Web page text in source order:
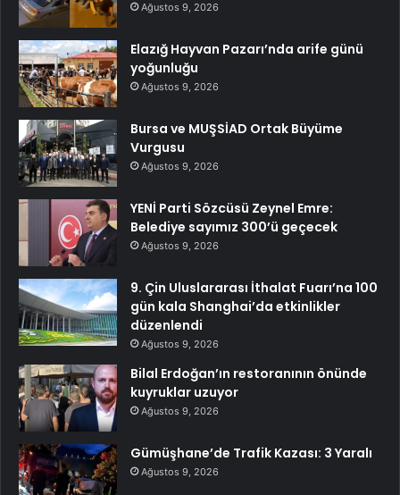
Ağustos 9, 2026
Elazığ Hayvan Pazarı’nda arife günü
yoğunluğu
Ağustos 9, 2026
Bursa ve MUŞSİAD Ortak Büyüme
Vurgusu
Ağustos 9, 2026
YENİ Parti Sözcüsü Zeynel Emre:
Belediye sayımız 300’ü geçecek
Ağustos 9, 2026
9. Çin Uluslararası İthalat Fuarı’na 100
gün kala Shanghai’da etkinlikler
düzenlendi
Ağustos 9, 2026
Bilal Erdoğan’ın restoranının önünde
kuyruklar uzuyor
Ağustos 9, 2026
Gümüşhane’de Trafik Kazası: 3 Yaralı
Ağustos 9, 2026